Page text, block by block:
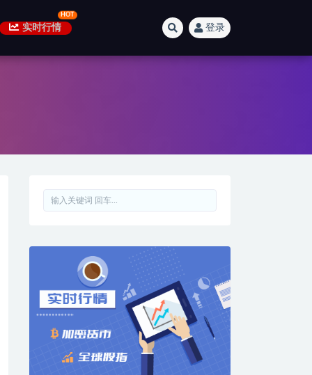
实时行情 登录